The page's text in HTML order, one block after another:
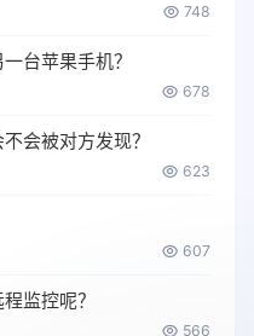
748
台苹果手机？
678
会被对方发现？
623
607
监控呢？
566